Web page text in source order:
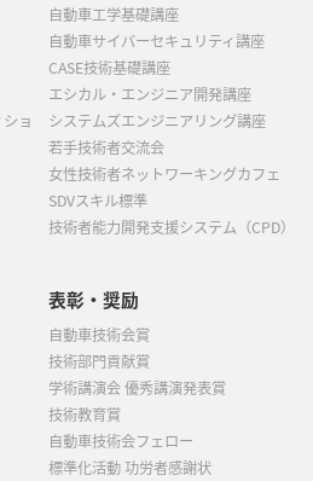
ョ
自動車工学基礎講座
自動車サイバーセキュリティ講座
CASE技術基礎講座
エシカル・エンジニア開発講座
システムズエンジニアリング講座
若手技術者交流会
女性技術者ネットワーキングカフェ
SDVスキル標準
技術者能力開発支援システム（CPD）
表彰・奨励
自動車技術会賞
技術部門貢献賞
学術講演会 優秀講演発表賞
技術教育賞
自動車技術会フェロー
標準化活動 功労者感謝状